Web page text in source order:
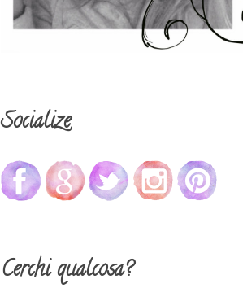
Socialize
Cerchi qualcosa?